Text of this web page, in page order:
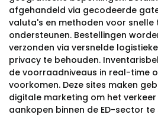
afgehandeld via gecodeerde
valuta's en methoden voor snelle
ondersteunen. Bestellingen
verzonden via versnelde
privacy te behouden.
de voorraadniveaus in real-time
voorkomen. Deze sites maken
digitale marketing om het
aankopen binnen de ED-sector te